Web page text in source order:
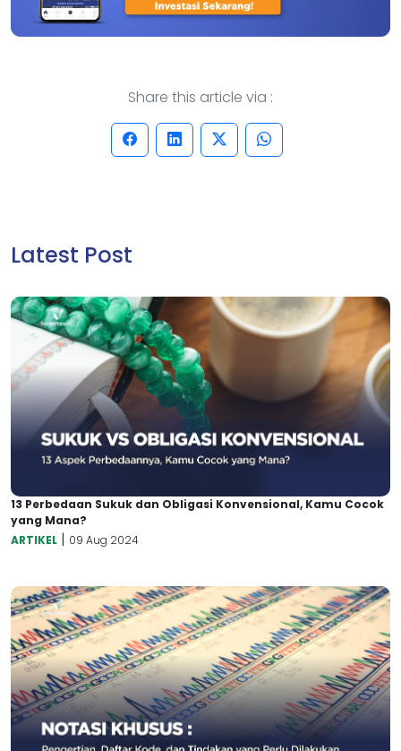
Share this article via :
Latest Post
13 Perbedaan Sukuk dan Obligasi Konvensional, Kamu Cocok
yang Mana?
ARTIKEL | 09 Aug 2024